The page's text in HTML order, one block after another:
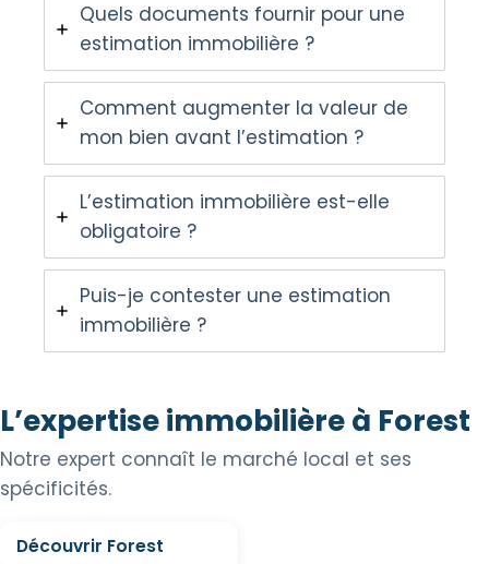
Quels documents fournir pour une
estimation immobilière ?
Comment augmenter la valeur de
mon bien avant l’estimation ?
L’estimation immobilière est-elle
obligatoire ?
Puis-je contester une estimation
immobilière ?
L’expertise immobilière à Forest
Notre expert connaît le marché local et ses
spécificités.
Découvrir Forest